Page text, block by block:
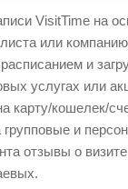
VisitTime на
или
и
услугах или
карту/кошелек/
и
отзывы о